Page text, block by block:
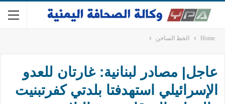
Home الخط الساخن
عاجل| مصادر لبنانية: غارتان للعدو
الإسرائيلي استهدفتا بلدتي كفرتبنيت